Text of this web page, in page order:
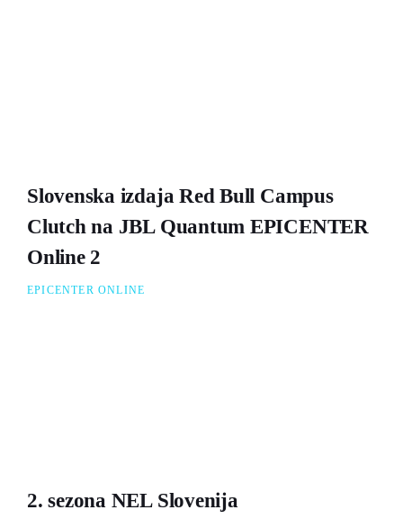
Slovenska izdaja Red Bull Campus
Clutch na JBL Quantum EPICENTER
Online 2
EPICENTER ONLINE
2. sezona NEL Slovenija